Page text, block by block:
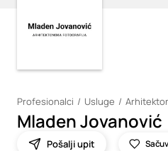
Profesionalci Usluge
Mladen Jovanović
Pošalji upit